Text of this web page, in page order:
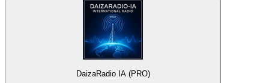
DaizaRadio IA (PRO)